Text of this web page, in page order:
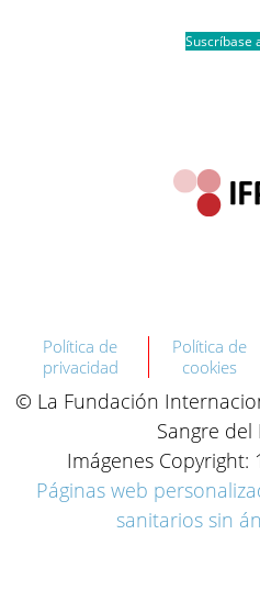
Suscríbase
Política de
privacidad
Política de
cookies
© La Fundación
Sangre del
Imágenes Copyright:
Páginas web
sanitarios sin